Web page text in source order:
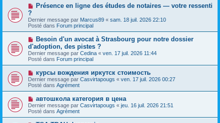
e
g
e
e
a
m
e
s
s
a
g
e
N
v
e
a
m
e
s
g
e
Présence en ligne des études de notaires — votre ressenti
?
Dernier message par Marcus89 « sam. 18 juil. 2026 22:10
Posté dans Forum principal
N
u
v
e
a
u
m
e
s
s
a
g
e
Besoin d'un avocat à Strasbourg pour notre dossier
d'adoption, des pistes ?
Dernier message par Cedina « ven. 17 juil. 2026 11:44
Posté dans Forum principal
N
o
u
v
a
u
m
e
курсы вождения иркутск стоимость
Dernier message par Casvirtapougs « ven. 17 juil. 2026 00:27
Posté dans Agrément
N
o
u
v
e
автошкола категория в цена
Dernier message par Casvirtapougs « jeu. 16 juil. 2026 21:51
Posté dans Agrément